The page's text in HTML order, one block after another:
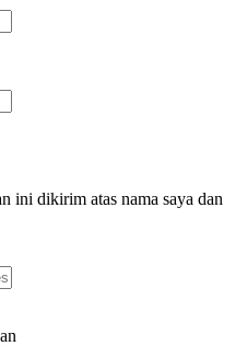
ini dikirim atas nama saya dan